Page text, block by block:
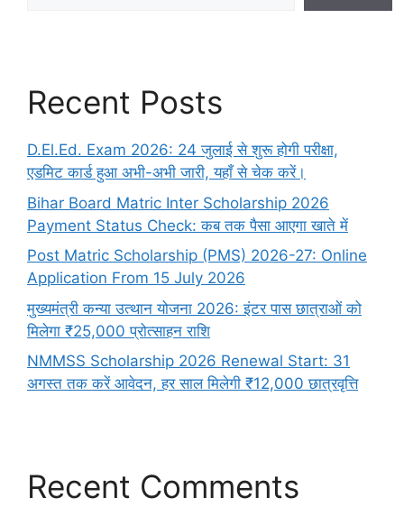
Recent Posts
D.El.Ed. Exam 2026: 24 जुलाई से शुरू होगी परीक्षा,
एडमिट कार्ड हुआ अभी-अभी जारी, यहाँ से चेक करें।
Bihar Board Matric Inter Scholarship 2026
Payment Status Check: कब तक पैसा आएगा खाते में
Post Matric Scholarship (PMS) 2026-27: Online
Application From 15 July 2026
मुख्यमंत्री कन्या उत्थान योजना 2026: इंटर पास छात्राओं को
मिलेगा ₹25,000 प्रोत्साहन राशि
NMMSS Scholarship 2026 Renewal Start: 31
अगस्त तक करें आवेदन, हर साल मिलेगी ₹12,000 छात्रवृत्ति
Recent Comments